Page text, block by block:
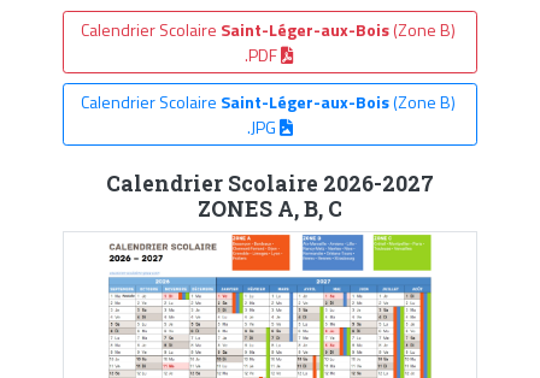
Calendrier Scolaire Saint-Léger-aux-Bois(Zone B)
.PDF
Calendrier Scolaire Saint-Léger-aux-Bois(Zone B)
.JPG
Calendrier Scolaire 2026-2027
ZONES A, B, C